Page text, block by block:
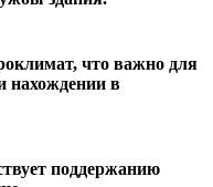
что важно для
нахождении в
поддержанию